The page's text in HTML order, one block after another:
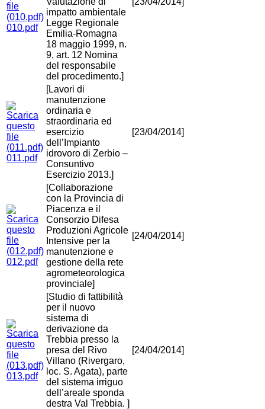
010.pdf
impatto ambientale
Legge Regionale
Emilia-Romagna
18 maggio 1999, n.
9, art. 12 Nomina
del responsabile
del procedimento.]
011.pdf
[Lavori di
manutenzione
ordinaria e
straordinaria ed
esercizio
dell’Impianto
idrovoro di Zerbio –
Consuntivo
Esercizio 2013.]
[23/04/2014]
012.pdf
[Collaborazione
con la Provincia di
Piacenza e il
Consorzio Difesa
Produzioni Agricole
Intensive per la
manutenzione e
gestione della rete
agrometeorologica
provinciale]
[24/04/2014]
013.pdf
[Studio di fattibilità
per il nuovo
sistema di
derivazione da
Trebbia presso la
presa del Rivo
Villano (Rivergaro,
loc. S. Agata), parte
del sistema irriguo
dell’areale sponda
destra Val Trebbia. ]
[24/04/2014]